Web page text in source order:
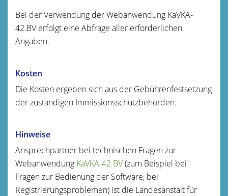
Bei der Verwendung derWebanwendung KaVKA-
42.BV erfolgt eine Abfrage aller erforderlichen
Angaben.
Kosten
Die Kosten ergeben sich aus der Gebührenfestsetzung
der zuständigen Immissionsschutzbehörden.
Hinweise
Ansprechpartner bei technischen Fragen zur
Webanwendung KaVKA-42.BV(zum Beispiel bei
Fragen zur Bedienung der Software, bei
Registrierungsproblemen) ist die Landesanstalt für